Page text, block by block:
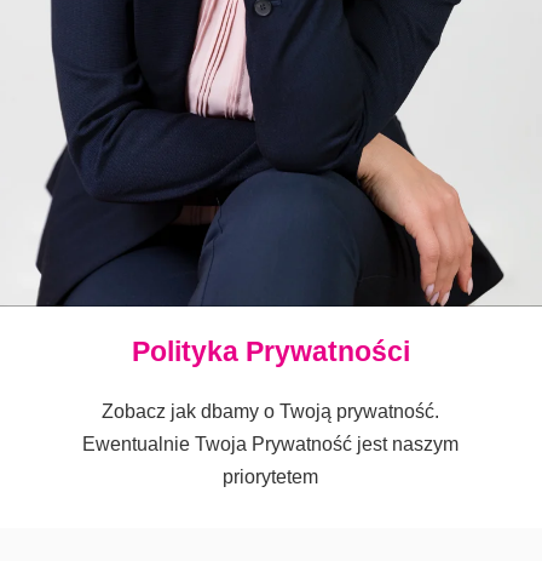
Polityka Prywatności
Zobacz jak dbamy o Twoją prywatność.
Ewentualnie Twoja Prywatność jest naszym
priorytetem